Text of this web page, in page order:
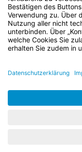
Bayern.de
BayernPortal
Impressum